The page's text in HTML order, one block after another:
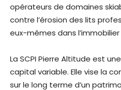
opérateurs de domaines
contre l’érosion des lits
eux-mêmes dans
La SCPI Pierre Altitude est
capital variable. Elle vise la
sur le long terme d’un